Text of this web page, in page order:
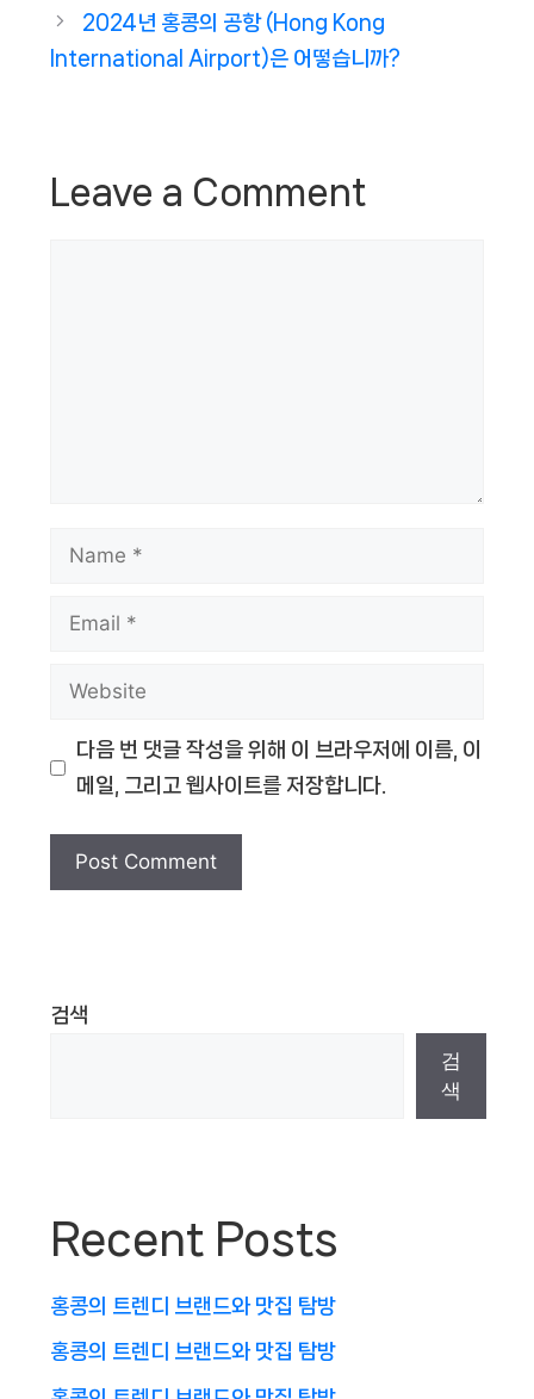
2024년 홍콩의 공항 (Hong Kong
International Airport)은 어떻습니까?
Leave a Comment
Name
Email
Website
다음 번 댓글 작성을 위해 이 브라우저에 이름, 이
메일, 그리고 웹사이트를 저장합니다.
검색
검
색
Recent Posts
홍콩의 트렌디 브랜드와 맛집 탐방
홍콩의 트렌디 브랜드와 맛집 탐방